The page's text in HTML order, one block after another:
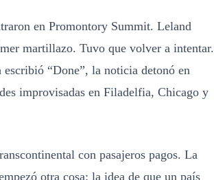
en Promontory Summit. Leland
martillazo. Tuvo que volver a intentar.
“Done”, la noticia detonó en
improvisadas en Filadelfia, Chicago y
con pasajeros pagos. La
otra cosa: la idea de que un país